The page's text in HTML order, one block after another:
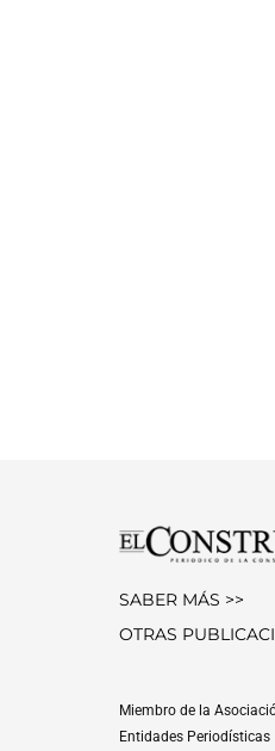
SABER MÁS >>
OTRAS
Miembro de la
Entidades Periodísticas